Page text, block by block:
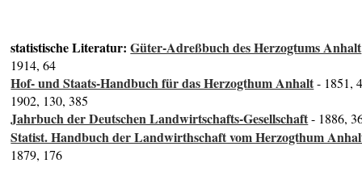
statistische Literatur:Güter-Adreßbuch des Herzogtums Anhalt
1914, 64
Hof- und Staats-Handbuch für das Herzogthum Anhalt- 1851,
1902, 130, 385
Jahrbuch der Deutschen Landwirtschafts-Gesellschaft- 1886,
Statist. Handbuch der Landwirthschaft vom Herzogthum
1879, 176